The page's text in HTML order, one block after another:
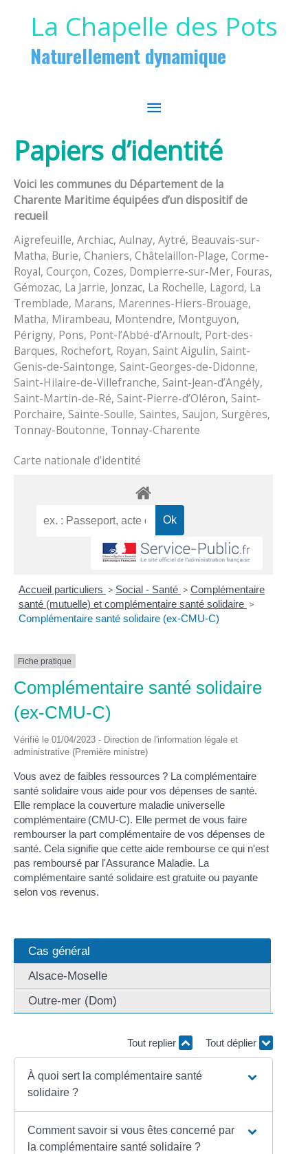
La Chapelle des Pots
Naturellement dynamique
MENU
PRINCIPAL
Papiers d’identité
Voici les communes du Département de la
Charente Maritime équipées d’un dispositif de
recueil
Aigrefeuille, Archiac, Aulnay, Aytré, Beauvais-sur-
Matha, Burie, Chaniers, Châtelaillon-Plage, Corme-
Royal, Courçon, Cozes, Dompierre-sur-Mer, Fouras,
Gémozac, La Jarrie, Jonzac, La Rochelle, Lagord, La
Tremblade, Marans, Marennes-Hiers-Brouage,
Matha, Mirambeau, Montendre, Montguyon,
Périgny, Pons, Pont-l’Abbé-d’Arnoult, Port-des-
Barques, Rochefort, Royan, Saint Aigulin, Saint-
Genis-de-Saintonge, Saint-Georges-de-Didonne,
Saint-Hilaire-de-Villefranche, Saint-Jean-d’Angély,
Saint-Martin-de-Ré, Saint-Pierre-d’Oléron, Saint-
Porchaire, Sainte-Soulle, Saintes, Saujon, Surgères,
Tonnay-Boutonne, Tonnay-Charente
Carte nationale d’identité
Accueil particuliers > Social - Santé > Complémentaire
santé (mutuelle) et complémentaire santé solidaire >
Complémentaire santé solidaire (ex-CMU-C)
Fiche pratique
Complémentaire santé solidaire
(ex-CMU-C)
Vérifié le 01/04/2023 - Direction de l'information légale et
administrative (Première ministre)
Vous avez de faibles ressources ? La complémentaire
santé solidaire vous aide pour vos dépenses de santé.
Elle remplace la couverture maladie universelle
complémentaire (CMU-C). Elle permet de vous faire
rembourser la part complémentaire de vos dépenses de
santé. Cela signifie que cette aide rembourse ce qui n'est
pas remboursé par l'Assurance Maladie. La
complémentaire santé solidaire est gratuite ou payante
selon vos revenus.
Cas général
Alsace-Moselle
Outre-mer (Dom)
Tout replier Tout déplier
À quoi sert la complémentaire santé
solidaire ?
Comment savoir si vous êtes concerné par
la complémentaire santé solidaire ?